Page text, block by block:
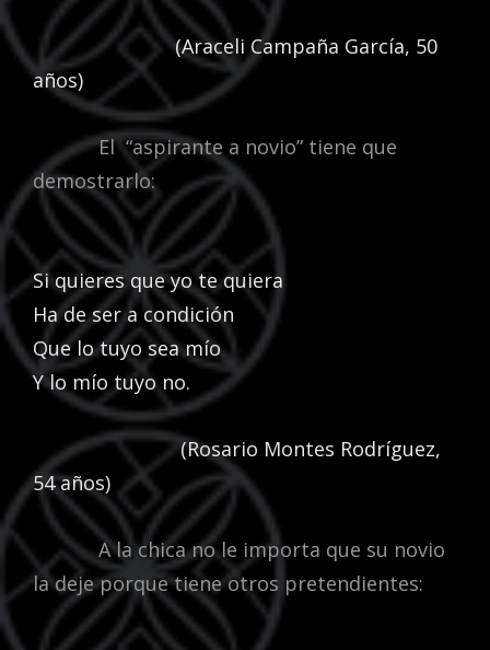
(Araceli Campaña García, 50
años)
El “aspirante a novio” tiene que
demostrarlo:
Si quieres que yo te quiera
Ha de ser a condición
Que lo tuyo sea mío
Y lo mío tuyo no.
(Rosario Montes Rodríguez,
54 años)
A la chica no le importa que su novio
la deje porque tiene otros pretendientes: